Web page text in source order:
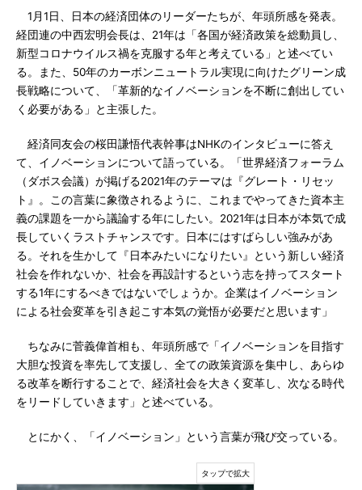
1月1日、日本の経済団体のリーダーたちが、年頭所感を発表。
経団連の中西宏明会長は、21年は「各国が経済政策を総動員し、
新型コロナウイルス禍を克服する年と考えている」と述べてい
る。また、50年のカーボンニュートラル実現に向けたグリーン成
長戦略について、「革新的なイノベーションを不断に創出してい
く必要がある」と主張した。
経済同友会の桜田謙悟代表幹事はNHKのインタビューに答え
て、イノベーションについて語っている。「世界経済フォーラム
（ダボス会議）が掲げる2021年のテーマは『グレート・リセッ
ト』。この言葉に象徴されるように、これまでやってきた資本主
義の課題を一から議論する年にしたい。2021年は日本が本気で成
長していくラストチャンスです。日本にはすばらしい強みがあ
る。それを生かして『日本みたいになりたい』という新しい経済
社会を作れないか、社会を再設計するという志を持ってスタート
する1年にするべきではないでしょうか。企業はイノベーション
による社会変革を引き起こす本気の覚悟が必要だと思います」
ちなみに菅義偉首相も、年頭所感で「イノベーションを目指す
大胆な投資を率先して支援し、全ての政策資源を集中し、あらゆ
る改革を断行することで、経済社会を大きく変革し、次なる時代
をリードしていきます」と述べている。
とにかく、「イノベーション」という言葉が飛び交っている。